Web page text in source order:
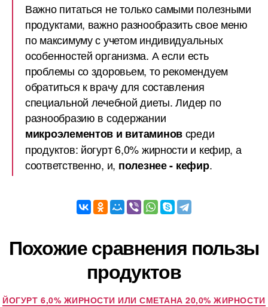
Важно питаться не только самыми полезными
продуктами, важно разнообразить свое меню
по максимуму с учетом индивидуальных
особенностей организма. А если есть
проблемы со здоровьем, то рекомендуем
обратиться к врачу для составления
специальной лечебной диеты. Лидер по
разнообразию в содержании
микроэлементов и витаминовсреди
продуктов: йогурт 6,0% жирности и кефир, а
соответственно, и, полезнее - кефир.
Похожие сравнения пользы
продуктов
ЙОГУРТ 6,0% ЖИРНОСТИ ИЛИ СМЕТАНА 20,0% ЖИРНОСТИ